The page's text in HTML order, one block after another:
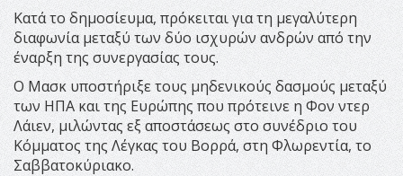
Κατά το δημοσίευμα, πρόκειται για τη μεγαλύτερη
διαφωνία μεταξύ των δύο ισχυρών ανδρών από την
έναρξη της συνεργασίας τους.
Ο Μασκ υποστήριξε τους μηδενικούς δασμούς μεταξύ
των ΗΠΑ και της Ευρώπης που πρότεινε η Φον ντερ
Λάιεν, μιλώντας εξ αποστάσεως στο συνέδριο του
Κόμματος της Λέγκας του Βορρά, στη Φλωρεντία, το
Σαββατοκύριακο.